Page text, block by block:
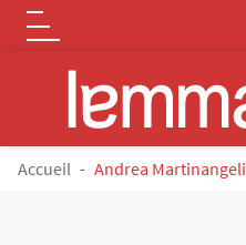
Aller au contenu principal
Logo
FIL D'ARIANE
Accueil Andrea Martinangeli